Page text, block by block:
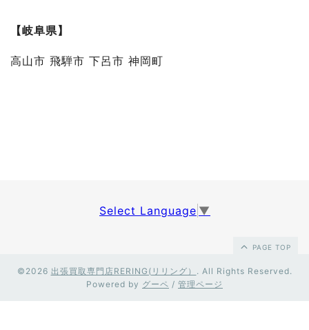
【岐阜県】
高山市 飛騨市 下呂市 神岡町
Select Language ▼
PAGE TOP
©2026 出張買取専門店RERING(リリング） . All Rights Reserved.
Powered by グーペ / 管理ページ